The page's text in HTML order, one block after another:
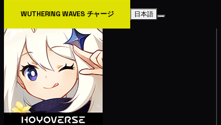
WUTHERING WAVES チャージ 日本語